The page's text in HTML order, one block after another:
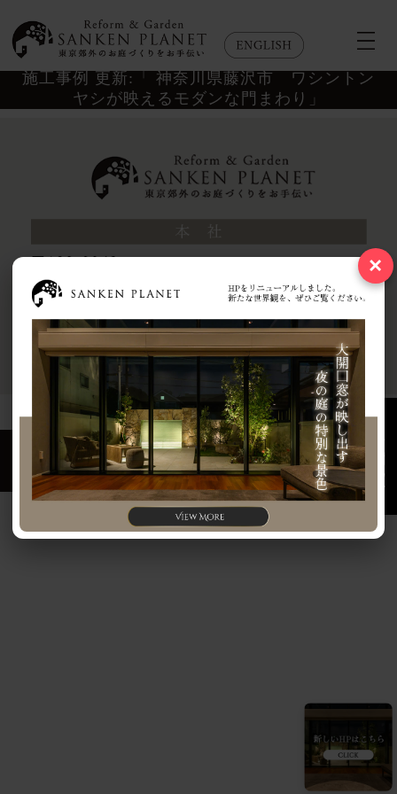
お問い合わせ
施工事例 更新:「 神奈川県藤沢市 ワシントン
ヤシが映えるモダンな門まわり」
Copyright © 2026 SANKEN PLANET Co.,Ltd. All rights reserved..
×